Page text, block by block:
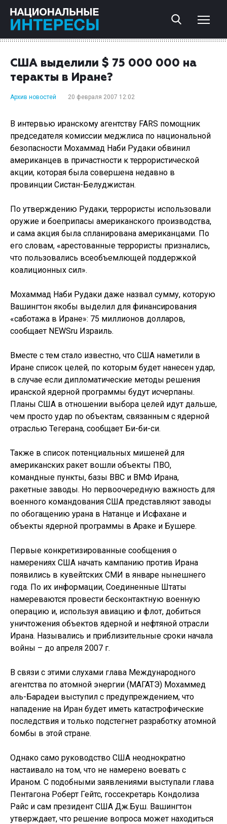
США выделили $ 75 000 000 на
теракты в Иране?
Архив новостей 20 февраля 2007 12:02
В интервью иранскому агентству FARS помощник
председателя комиссии меджлиса по национальной
безопасности Мохаммад Наби Рудаки обвинил
американцев в причастности к террористической
акции, которая была совершена недавно в
провинции Систан-Белуджистан.
По утверждению Рудаки, террористы использовали
оружие и боеприпасы американского производства,
и сама акция была спланирована американцами. По
его словам, «арестованные террористы признались,
что пользовались всеобъемлющей поддержкой
коалиционных сил».
Мохаммад Наби Рудаки даже назвал сумму, которую
Вашингтон якобы выделил для финансирования
«саботажа в Иране»: 75 миллионов долларов,
сообщает NEWSru Израиль.
Вместе с тем стало известно, что США наметили в
Иране список целей, по которым будет нанесен удар,
в случае если дипломатические методы решения
иранской ядерной программы будут исчерпаны.
Планы США в отношении выбора целей идут дальше,
чем просто удар по объектам, связанным с ядерной
отраслью Тегерана, сообщает Би-би-си.
Также в список потенциальных мишеней для
американских ракет вошли объекты ПВО,
командные пункты, базы ВВС и ВМФ Ирана,
ракетные заводы. Но первоочередную важность для
военного командования США представляют заводы
по обогащению урана в Натанце и Исфахане и
объекты ядерной программы в Араке и Бушере.
Первые конкретизированные сообщения о
намерениях США начать кампанию против Ирана
появились в кувейтских СМИ в январе нынешнего
года. По их информации, Соединенные Штаты
намереваются провести бесконтактную военную
операцию и, используя авиацию и флот, добиться
уничтожения объектов ядерной и нефтяной отрасли
Ирана. Назывались и приблизительные сроки начала
войны – до апреля 2007 г.
В связи с этими слухами глава Международного
агентства по атомной энергии (МАГАТЭ) Мохаммед
аль-Барадеи выступил с предупреждением, что
нападение на Иран будет иметь катастрофические
последствия и только подстегнет разработку атомной
бомбы в этой стране.
Однако само руководство США неоднократно
настаивало на том, что не намерено воевать с
Ираном. С подобными заявлениями выступали глава
Пентагона Роберт Гейтс, госсекретарь Кондолиза
Райс и сам президент США Дж.Буш. Вашингтон
утверждает, что решение вопроса может находиться